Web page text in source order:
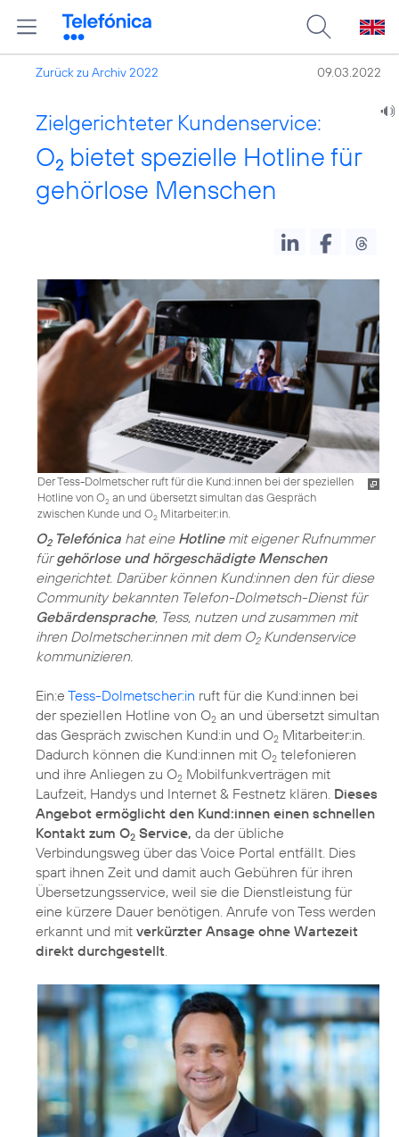
Zurück zu Archiv 2022 09.03.2022
Zielgerichteter Kundenservice:
O2 bietet spezielle Hotline für
gehörlose Menschen
Der Tess-Dolmetscher ruft für die Kund:innen bei der speziellen
Hotline von O2 an und übersetzt simultan das Gespräch
zwischen Kunde und O2 Mitarbeiter:in.
O2Telefónica hat eine Hotlinemit eigener Rufnummer
fürgehörlose und hörgeschädigte Menschen
eingerichtet. Darüber können Kund:innen den für diese
Community bekannten Telefon-Dolmetsch-Dienst für
Gebärdensprache, Tess, nutzen und zusammen mit
ihren Dolmetscher:innen mit dem O2Kundenservice
kommunizieren.
Ein:e Tess-Dolmetscher:in ruft für die Kund:innen bei
der speziellen Hotline von O2 an und übersetzt simultan
das Gespräch zwischen Kund:in und O2 Mitarbeiter:in.
Dadurch können die Kund:innen mit O2 telefonieren
und ihre Anliegen zu O2 Mobilfunkverträgen mit
Laufzeit, Handys und Internet & Festnetz klären. Dieses
Angebot ermöglicht den Kund:innen einen schnellen
Kontakt zum O2 Service, da der übliche
Verbindungsweg über das Voice Portal entfällt. Dies
spart ihnen Zeit und damit auch Gebühren für ihren
Übersetzungsservice, weil sie die Dienstleistung für
eine kürzere Dauer benötigen. Anrufe von Tess werden
erkannt und mit verkürzter Ansage ohne Wartezeit
direkt durchgestellt